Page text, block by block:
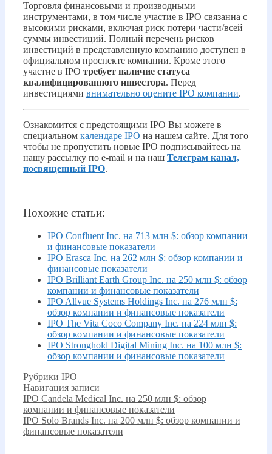
Торговля финансовыми и производными
инструментами, в том числе участие в IPO связанна с
высокими рисками, включая риск потери части/всей
суммы инвестиций. Полный перечень рисков
инвестиций в представленную компанию доступен в
официальном проспекте компании. Кроме этого
участие в IPO требует наличие статуса
квалифицированного инвестора. Перед
инвестициями внимательно оцените IPO компании.
Ознакомится с предстоящими IPO Вы можете в
специальном календаре IPO на нашем сайте. Для того
чтобы не пропустить новые IPO подписывайтесь на
нашу рассылку по e-mail и на наш Телеграм канал,
посвященный IPO.
Похожие статьи:
IPO Confluent Inc. на 713 млн $: обзор компании
и финансовые показатели
IPO Erasca Inc. на 262 млн $: обзор компании и
финансовые показатели
IPO Brilliant Earth Group Inc. на 250 млн $: обзор
компании и финансовые показатели
IPO Allvue Systems Holdings Inc. на 276 млн $:
обзор компании и финансовые показатели
IPO The Vita Coco Company Inc. на 224 млн $:
обзор компании и финансовые показатели
IPO Stronghold Digital Mining Inc. на 100 млн $:
обзор компании и финансовые показатели
Рубрики IPO
Навигация записи
IPO Candela Medical Inc. на 250 млн $: обзор
компании и финансовые показатели
IPO Solo Brands Inc. на 200 млн $: обзор компании и
финансовые показатели